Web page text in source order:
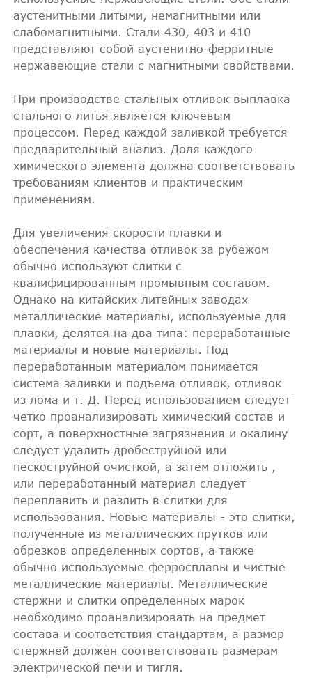
аустенитными литыми, немагнитными или
слабомагнитными. Стали 430, 403 и 410
представляют собой аустенитно-ферритные
нержавеющие стали с магнитными свойствами.
При производстве стальных отливок выплавка
стального литья является ключевым
процессом. Перед каждой заливкой требуется
предварительный анализ. Доля каждого
химического элемента должна соответствовать
требованиям клиентов и практическим
применениям.
Для увеличения скорости плавки и
обеспечения качества отливок за рубежом
обычно используют слитки с
квалифицированным промывным составом.
Однако на китайских литейных заводах
металлические материалы, используемые для
плавки, делятся на два типа: переработанные
материалы и новые материалы. Под
переработанным материалом понимается
система заливки и подъема отливок, отливок
из лома и т. Д. Перед использованием следует
четко проанализировать химический состав и
сорт, а поверхностные загрязнения и окалину
следует удалить дробеструйной или
пескоструйной очисткой, а затем отложить ,
или переработанный материал следует
переплавить и разлить в слитки для
использования. Новые материалы - это слитки,
полученные из металлических прутков или
обрезков определенных сортов, а также
обычно используемые ферросплавы и чистые
металлические материалы. Металлические
стержни и слитки определенных марок
необходимо проанализировать на предмет
состава и соответствия стандартам, а размер
стержней должен соответствовать размерам
электрической печи и тигля.